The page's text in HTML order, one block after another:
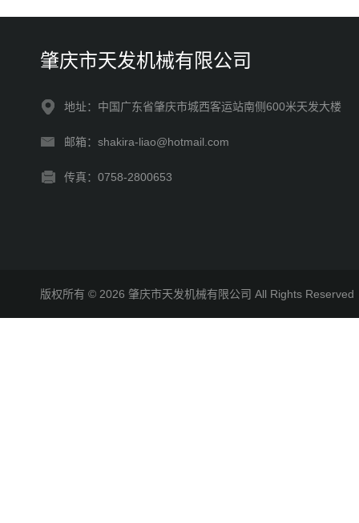
肇庆市天发机械有限公司
地址：中国广东省肇庆市城西客运站南侧600米天发大楼
邮箱：shakira-liao@hotmail.com
传真：0758-2800653
版权所有 © 2026 肇庆市天发机械有限公司 All Rights